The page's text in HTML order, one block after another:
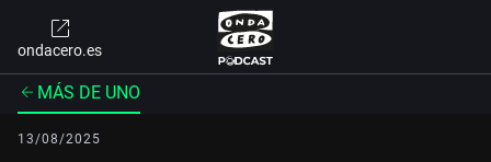
ondacero.es
MÁS DE UNO
13/08/2025